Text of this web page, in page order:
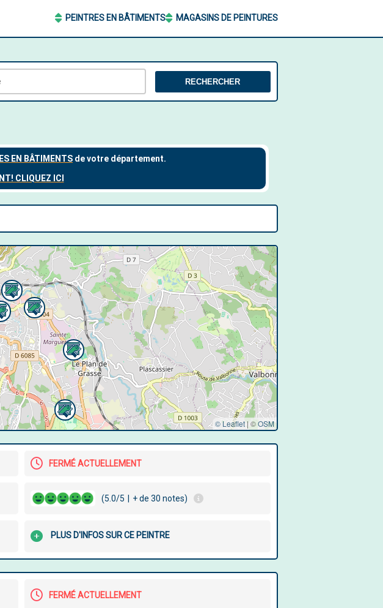
PEINTRES EN BÂTIMENTS MAGASINS DE PEINTURES
RECHERCHER
© Leaflet | ©OSM
FERMÉ ACTUELLEMENT
(5.0/5 + de 30 notes)
PLUS D'INFOS SUR CE PEINTRE
FERMÉ ACTUELLEMENT